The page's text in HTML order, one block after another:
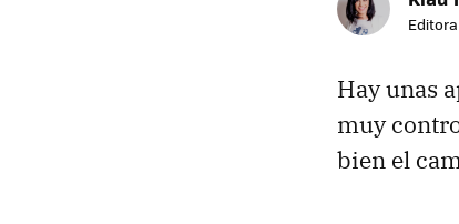
Editora
Hay unas
muy
bien el